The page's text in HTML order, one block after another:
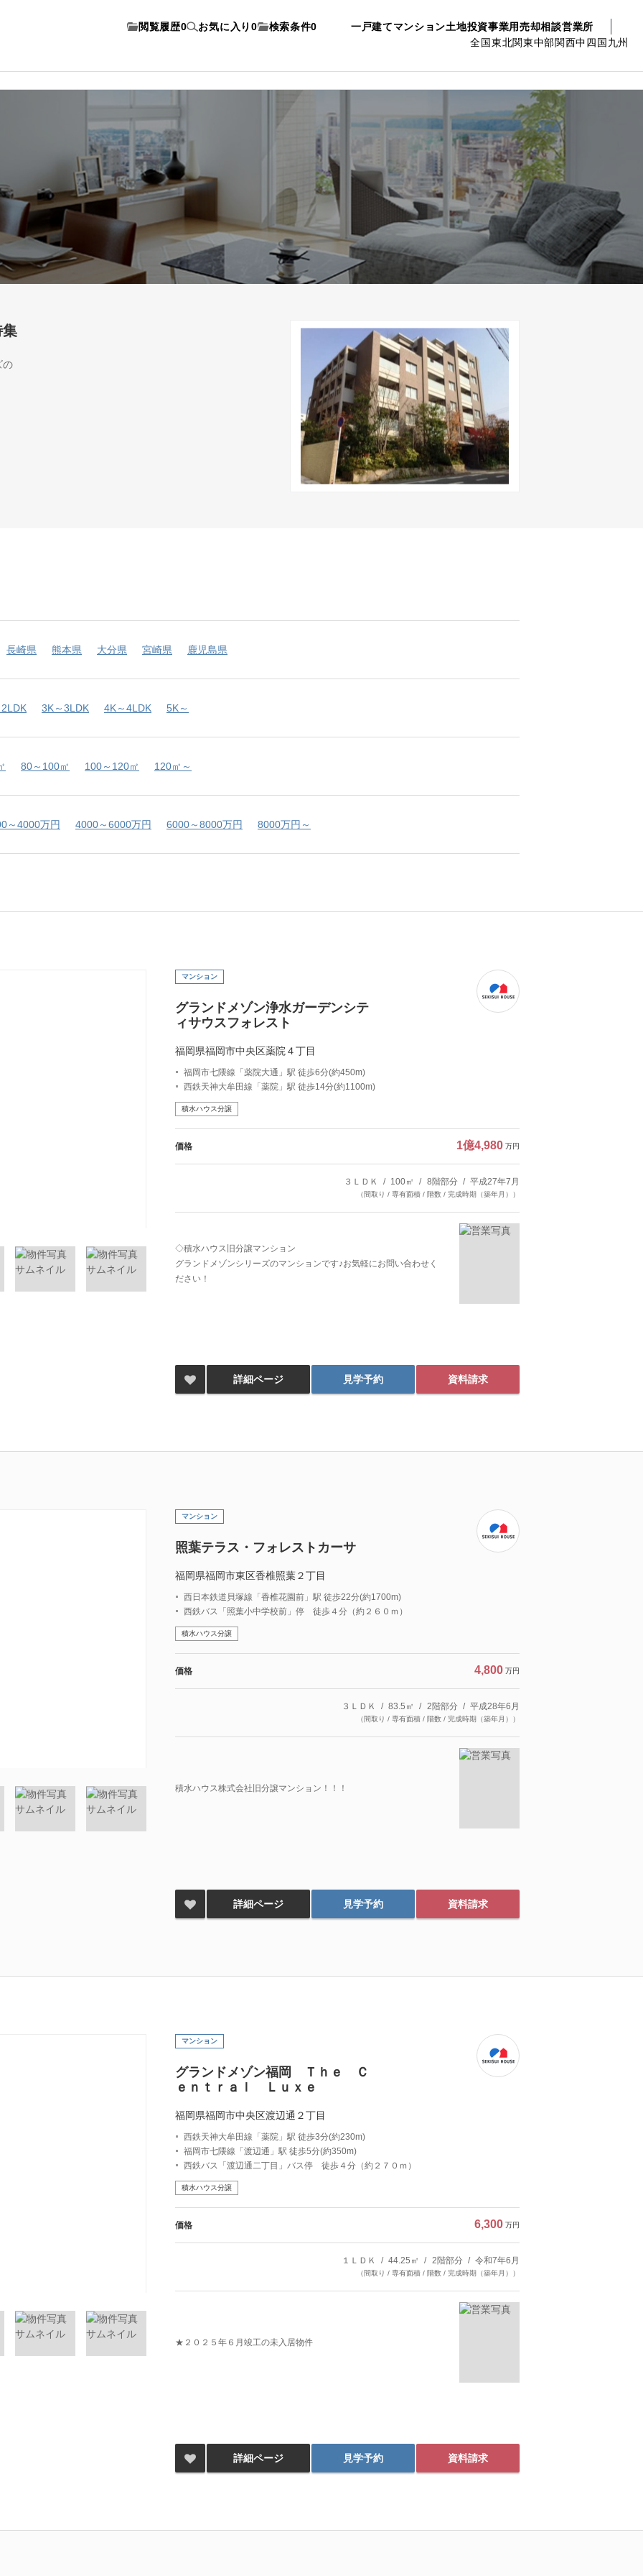
一戸建てマンション土地投資事業用売却相談営業所
全国東北関東中部関西中四国九州
閲覧履歴0 お気に入り 0 検索条件0
集
の
長崎県 熊本県 大分県 宮崎県 鹿児島県
3K～3LDK 4K～4LDK 5K～
80～100㎡ 100～120㎡ 120㎡～
～4000万円 4000～6000万円 6000～8000万円 8000万円～
マンション
グランドメゾン浄水ガーデンシテ
ィサウスフォレスト
福岡県福岡市中央区薬院４丁目
福岡市七隈線「薬院大通」駅 徒歩6分(約450m)
西鉄天神大牟田線「薬院」駅 徒歩14分(約1100m)
積水ハウス分譲
価格 1億4,980 万円
３ＬＤＫ 100㎡ 8階部分 平成27年7月
（間取り / 専有面積 / 階数 / 完成時期（築年月））
◇積水ハウス旧分譲マンション
グランドメゾンシリーズのマンションです♪お気軽にお問い合わせく
ださい！
詳細ページ 見学予約 資料請求
マンション
照葉テラス・フォレストカーサ
福岡県福岡市東区香椎照葉２丁目
西日本鉄道貝塚線「香椎花園前」駅 徒歩22分(約1700m)
西鉄バス「照葉小中学校前」停 徒歩４分（約２６０ｍ）
積水ハウス分譲
価格 4,800 万円
３ＬＤＫ 83.5㎡ 2階部分 平成28年6月
（間取り / 専有面積 / 階数 / 完成時期（築年月））
積水ハウス株式会社旧分譲マンション！！！
詳細ページ 見学予約 資料請求
マンション
グランドメゾン福岡 Ｔｈｅ Ｃ
ｅｎｔｒａｌ Ｌｕｘｅ
福岡県福岡市中央区渡辺通２丁目
西鉄天神大牟田線「薬院」駅 徒歩3分(約230m)
福岡市七隈線「渡辺通」駅 徒歩5分(約350m)
西鉄バス「渡辺通二丁目」バス停 徒歩４分（約２７０ｍ）
積水ハウス分譲
価格 6,300 万円
１ＬＤＫ 44.25㎡ 2階部分 令和7年6月
（間取り / 専有面積 / 階数 / 完成時期（築年月））
★２０２５年６月竣工の未入居物件
詳細ページ 見学予約 資料請求